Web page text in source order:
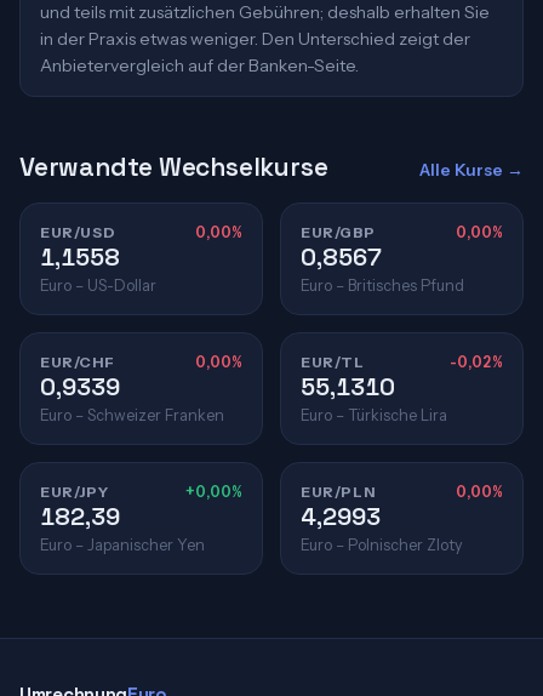
und teils mit zusätzlichen Gebühren; deshalb erhalten Sie
in der Praxis etwas weniger. Den Unterschied zeigt der
Anbietervergleich auf der Banken-Seite.
Verwandte Wechselkurse Alle Kurse →
EUR/USD 0,00%
1,1558
Euro – US-Dollar
EUR/GBP 0,00%
0,8567
Euro – Britisches Pfund
EUR/CHF 0,00%
0,9339
Euro – Schweizer Franken
EUR/TL -0,02%
55,1310
Euro – Türkische Lira
EUR/JPY +0,00%
182,39
Euro – Japanischer Yen
EUR/PLN 0,00%
4,2993
Euro – Polnischer Zloty